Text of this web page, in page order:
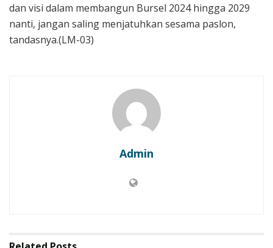
dan visi dalam membangun Bursel 2024 hingga 2029
nanti, jangan saling menjatuhkan sesama paslon,
tandasnya.(LM-03)
Admin